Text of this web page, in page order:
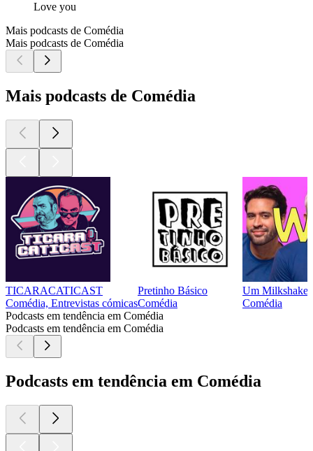
Love you
Mais podcasts de Comédia
Mais podcasts de Comédia
Mais podcasts de Comédia
TICARACATICAST
Comédia, Entrevistas cómicas
Pretinho Básico
Comédia
Um Milkshake
Comédia
Podcasts em tendência em Comédia
Podcasts em tendência em Comédia
Podcasts em tendência em Comédia